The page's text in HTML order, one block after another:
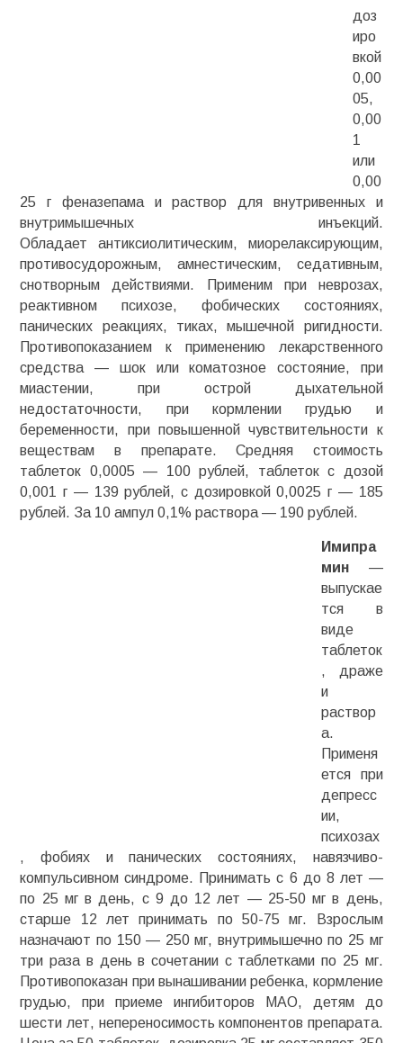
доз
иро
вкой
0,00
05,
0,00
1
или
0,00
25 г феназепамаи раствор для внутривенных и
внутримышечных инъекций.
Обладает антиксиолитическим, миорелаксирующим,
противосудорожным, амнестическим, седативным,
снотворным действиями. Применим при неврозах,
реактивном психозе, фобическихсостояниях,
панических реакциях, тиках, мышечной ригидности.
Противопоказанием к применению лекарственного
средства — шок или коматозное состояние, при
миастении,
при острой дыхательной
недостаточности, при кормлении грудью и
беременности, при повышенной чувствительности к
веществам в препарате. Средняя стоимость
таблеток 0,0005 — 100 рублей, таблеток с дозой
0,001 г — 139 рублей, с дозировкой 0,0025 г — 185
рублей. За 10 ампул 0,1% раствора — 190 рублей.
Имипра
мин —
выпускае
тся в
виде
таблеток
, драже
и
раствор
а.
Применя
ется при
депресс
ии,
психозах
, фобиях и панических состояниях, навязчиво-
компульсивном синдроме. Принимать с 6 до 8 лет —
по 25 мг в день, с 9 до 12 лет — 25-50 мг в день,
старше 12 лет принимать по 50-75 мг. Взрослым
назначают по 150 — 250 мг, внутримышечно по 25 мг
три раза в день в сочетании с таблетками по 25 мг.
Противопоказан при вынашивании ребенка, кормление
грудью, при приеме ингибиторов МАО, детям до
шести лет, непереносимость компонентов препарата.